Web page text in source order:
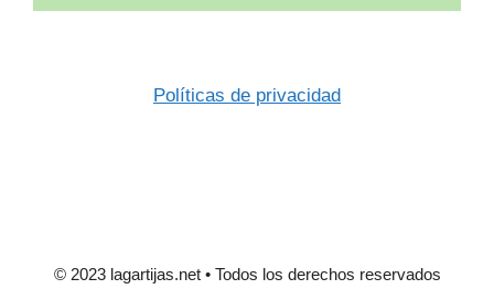
Políticas de privacidad
© 2023 lagartijas.net • Todos los derechos reservados